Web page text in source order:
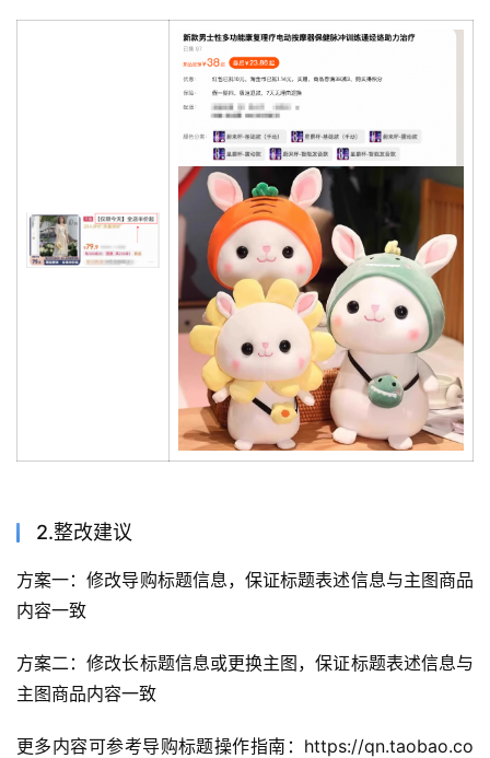
2.整改建议
方案一：修改导购标题信息，保证标题表述信息与主图商品
内容一致
方案二：修改长标题信息或更换主图，保证标题表述信息与
主图商品内容一致
更多内容可参考导购标题操作指南：https://qn.taobao.co